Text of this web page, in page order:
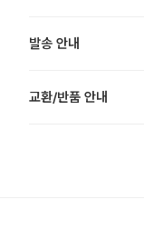
발송 안내
교환/반품 안내